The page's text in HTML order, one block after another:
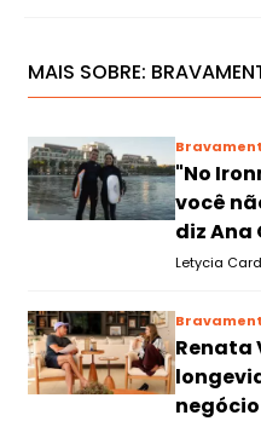
MAIS SOBRE:
"No
você
diz Ana
Letycia
Renata
negócio